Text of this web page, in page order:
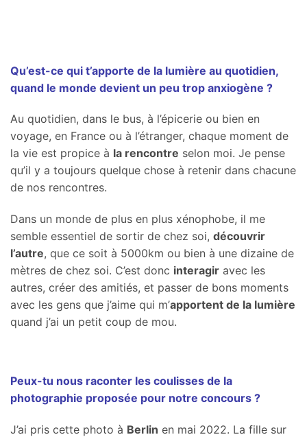
Qu’est-ce qui t’apporte de la lumière au quotidien,
quand le monde devient un peu trop anxiogène ?
Au quotidien, dans le bus, à l’épicerie ou bien en
voyage, en France ou à l’étranger, chaque moment de
la vie est propice à la rencontre selon moi. Je pense
qu’il y a toujours quelque chose à retenir dans chacune
de nos rencontres.
Dans un monde de plus en plus xénophobe, il me
semble essentiel de sortir de chez soi, découvrir
l’autre, que ce soit à 5000km ou bien à une dizaine de
mètres de chez soi. C’est donc interagir avec les
autres, créer des amitiés, et passer de bons moments
avec les gens que j’aime qui m’apportent de la lumière
quand j’ai un petit coup de mou.
Peux-tu nous raconter les coulisses de la
photographie proposée pour notre concours ?
J’ai pris cette photo à Berlin en mai 2022. La fille sur